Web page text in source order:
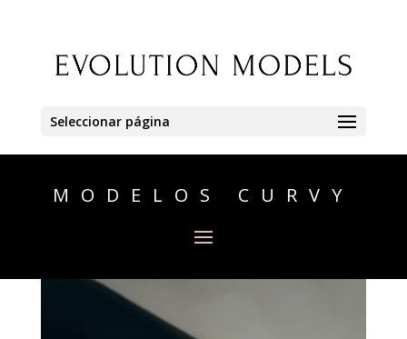
Seleccionar página
MODELOS CURVY